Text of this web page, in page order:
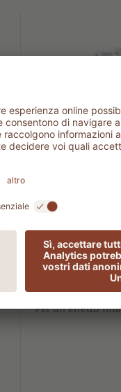
night
Per un effetto